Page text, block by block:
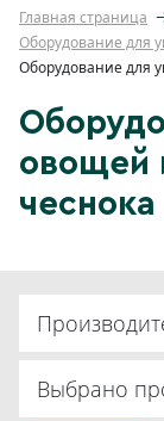
Главная страница
Оборудование для
Оборудование для
овощей
чеснока
Выбрано